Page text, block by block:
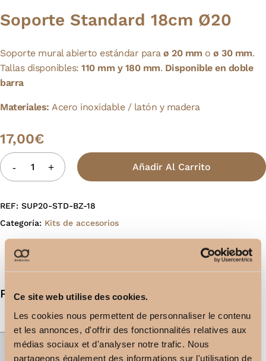
Ce site web utilise des cookies.
Les cookies nous permettent de personnaliser le contenu
et les annonces, d'offrir des fonctionnalités relatives aux
médias sociaux et d'analyser notre trafic. Nous
partageons également des informations sur l'utilisation de
Soporte Standard 18cm Ø20
Soporte mural abierto estándar para ø 20 mm o ø 30 mm.
Tallas disponibles: 110 mm y 180 mm. Disponible en doble
barra
Materiales: Acero inoxidable / latón y madera
17,00€
Añadir Al Carrito
REF: SUP20-STD-BZ-18
Categoría: Kits de accesorios
Productos relacionados